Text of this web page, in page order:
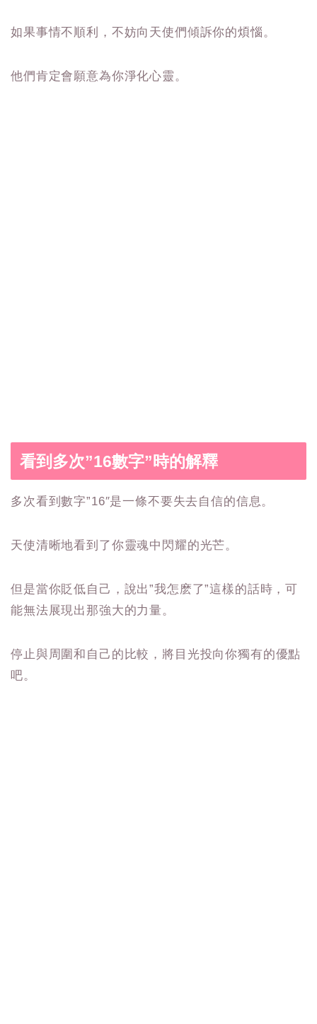
如果事情不順利，不妨向天使們傾訴你的煩惱。
他們肯定會願意為你淨化心靈。
看到多次”16數字”時的解釋
多次看到數字”16″是一條不要失去自信的信息。
天使清晰地看到了你靈魂中閃耀的光芒。
但是當你貶低自己，說出”我怎麽了”這樣的話時，可
能無法展現出那強大的力量。
停止與周圍和自己的比較，將目光投向你獨有的優點
吧。